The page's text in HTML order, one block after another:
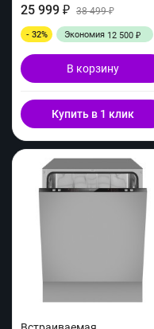
25 999 ₽ 38 499₽
- 32% Экономия 12 500 ₽
В корзину
Купить в 1 клик